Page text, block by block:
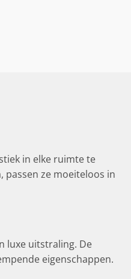
in elke ruimte te
passen ze moeiteloos in
luxe uitstraling. De
eigenschappen.